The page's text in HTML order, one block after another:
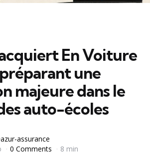
En Voiture
une
majeure dans le
auto-écoles
assurance
0 Comments 8 min